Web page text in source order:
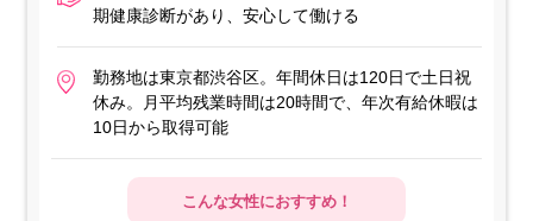
期健康診断があり、安心して働ける
勤務地は東京都渋谷区。年間休日は120日で土日祝
休み。月平均残業時間は20時間で、年次有給休暇は
10日から取得可能
こんな女性におすすめ！